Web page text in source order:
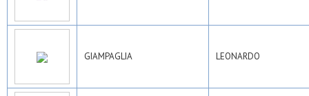
GIAMPAGLIA LEONARDO